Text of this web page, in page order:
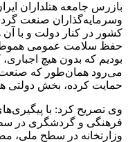
بازرس جامعه هتلداران
وسرمایه‌گذاران صنعت
کشور در کنار دولت و با
حفظ سلامت عمومی
بودیم که بدون هیچ
می‌رود همان‌طور که
حمایت کرده، بخش دولتی
وی تصریح کرد: با
فرهنگی و گردشگری در
وزارتخانه در سطح ملی،